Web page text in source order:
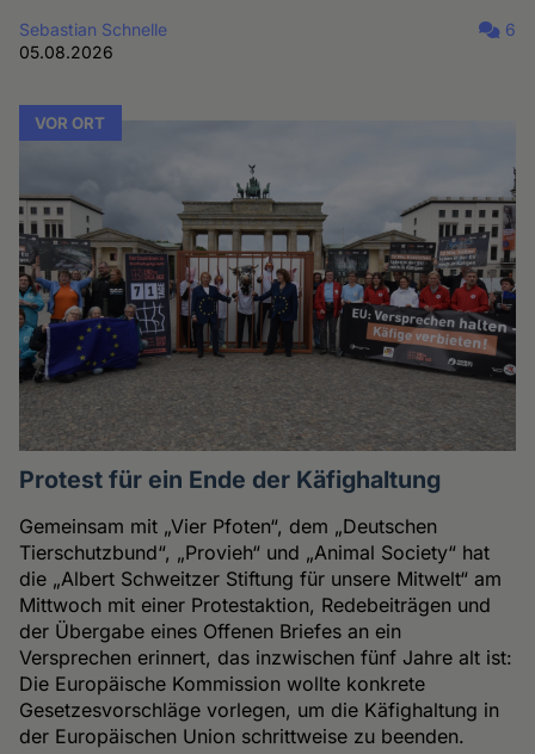
Sebastian Schnelle
05.08.2026
6
VOR ORT
Protest für ein Ende der Käfighaltung
Gemeinsam mit „Vier Pfoten“, dem „Deutschen
Tierschutzbund“, „Provieh“ und „Animal Society“ hat
die „Albert Schweitzer Stiftung für unsere Mitwelt“ am
Mittwoch mit einer Protestaktion, Redebeiträgen und
der Übergabe eines Offenen Briefes an ein
Versprechen erinnert, das inzwischen fünf Jahre alt ist:
Die Europäische Kommission wollte konkrete
Gesetzesvorschläge vorlegen, um die Käfighaltung in
der Europäischen Union schrittweise zu beenden.